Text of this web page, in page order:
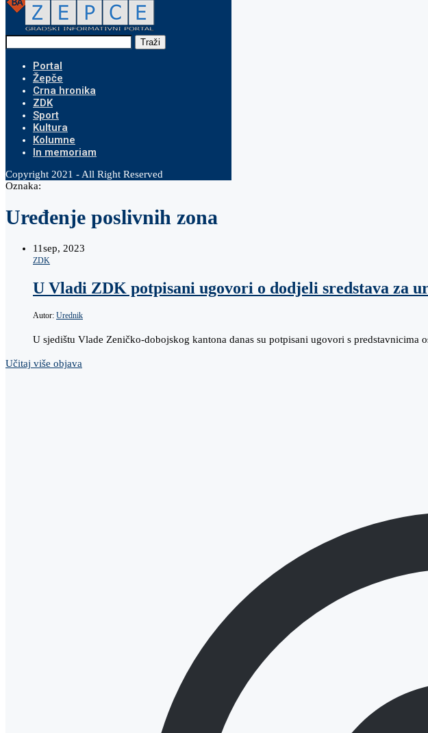
Traži
Portal
Žepče
Crna hronika
ZDK
Sport
Kultura
Kolumne
In memoriam
Copyright 2021 - All Right Reserved
Oznaka:
Uređenje poslivnih zona
11sep, 2023
ZDK
U Vladi ZDK potpisani ugovori o dodjeli sredstava za
Autor: Urednik
U sjedištu Vlade Zeničko-dobojskog kantona danas su potpisani ugovori s
Učitaj više objava